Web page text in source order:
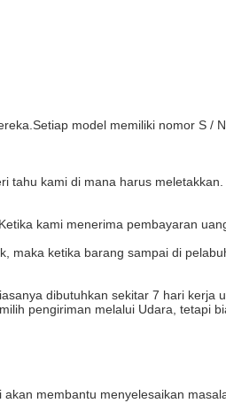
model memiliki nomor S /
tahu kami di mana harus meletakkan.
kami menerima pembayaran
maka ketika barang sampai di
dibutuhkan sekitar 7 hari kerja
pengiriman melalui Udara, tetapi
membantu menyelesaikan